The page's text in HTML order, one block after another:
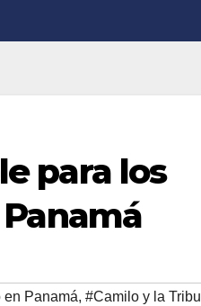
para los
en Panamá, #Camilo y la Tribu